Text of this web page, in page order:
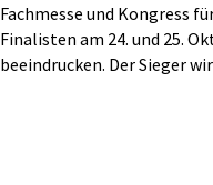
Fachmesse und Kongress
Finalisten am 24. und 25.
beeindrucken. Der Sieger